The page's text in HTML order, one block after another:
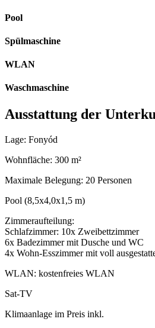
Pool
Spülmaschine
WLAN
Waschmaschine
Ausstattung der
Lage: Fonyód
Wohnfläche: 300 m²
Maximale Belegung: 20 Personen
Pool (8,5x4,0x1,5 m)
Zimmeraufteilung:
Schlafzimmer: 10x Zweibettzimmer
6x Badezimmer mit Dusche und WC
4x Wohn-Esszimmer mit voll
WLAN: kostenfreies WLAN
Sat-TV
Klimaanlage im Preis inkl.